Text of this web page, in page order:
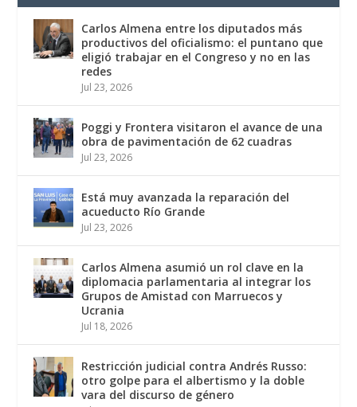
Carlos Almena entre los diputados más
productivos del oficialismo: el puntano que
eligió trabajar en el Congreso y no en las
redes
Jul 23, 2026
Poggi y Frontera visitaron el avance de una
obra de pavimentación de 62 cuadras
Jul 23, 2026
Está muy avanzada la reparación del
acueducto Río Grande
Jul 23, 2026
Carlos Almena asumió un rol clave en la
diplomacia parlamentaria al integrar los
Grupos de Amistad con Marruecos y
Ucrania
Jul 18, 2026
Restricción judicial contra Andrés Russo:
otro golpe para el albertismo y la doble
vara del discurso de género